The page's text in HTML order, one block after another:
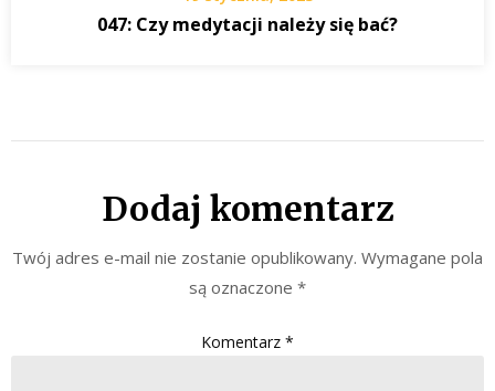
047: Czy medytacji należy się bać?
Dodaj komentarz
Twój adres e-mail nie zostanie opublikowany. Wymagane pola
są oznaczone *
Komentarz *